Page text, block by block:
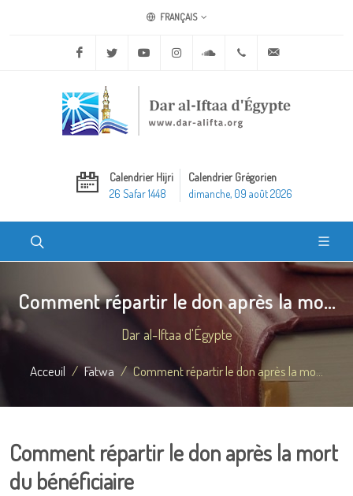
FRANÇAIS
Facebook Twitter Youtube Instagram Soundcloud+20 2 25970400
Calendrier Hijri
26 Safar 1448
Calendrier Grégorien
dimanche, 09 août 2026
Comment répartir le don après la mo...
Dar al-Iftaa d'Égypte
Acceuil Fatwa Comment répartir le don après la mo...
Comment répartir le don après la mort
du bénéficiaire